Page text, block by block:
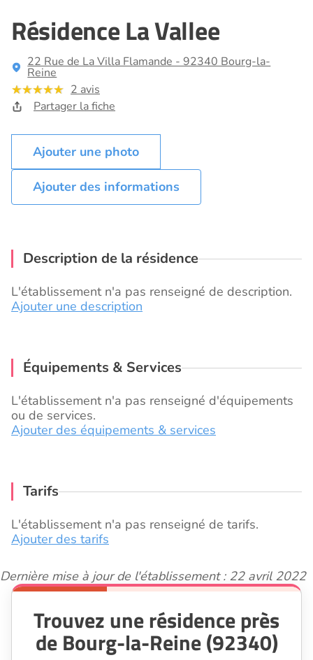
Résidence La Vallee
22 Rue de La Villa Flamande - 92340 Bourg-la-
Reine
2 avis
Partager la fiche
Ajouter des informations
Description de la résidence
L'établissement n'a pas renseigné de description.
Ajouter une description
Équipements & Services
L'établissement n'a pas renseigné d'équipements
ou de services.
Ajouter des équipements & services
Tarifs
L'établissement n'a pas renseigné de tarifs.
Ajouter des tarifs
Dernière mise à jour de l'établissement : 22 avril 2022
Trouvez une résidence près
de Bourg-la-Reine (92340)